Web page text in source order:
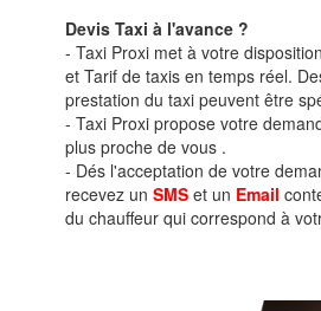
Devis Taxi à l'avance ?
- Taxi Proxi met à votre
et Tarif de taxis en temps réel.
prestation du taxi peuvent être
- Taxi Proxi propose votre
plus proche de vous .
- Dés l'acceptation de votre
recevez un SMS et un Email
du chauffeur qui correspond à